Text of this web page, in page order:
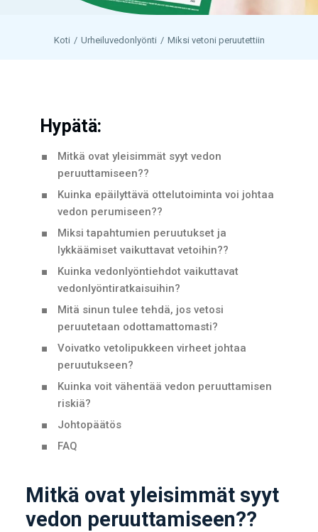
Koti Urheiluvedonlyönti Miksi vetoni peruutettiin
Hypätä:
Mitkä ovat yleisimmät syyt vedon
peruuttamiseen??
Kuinka epäilyttävä ottelutoiminta voi johtaa
vedon perumiseen??
Miksi tapahtumien peruutukset ja
lykkäämiset vaikuttavat vetoihin??
Kuinka vedonlyöntiehdot vaikuttavat
vedonlyöntiratkaisuihin?
Mitä sinun tulee tehdä, jos vetosi
peruutetaan odottamattomasti?
Voivatko vetolipukkeen virheet johtaa
peruutukseen?
Kuinka voit vähentää vedon peruuttamisen
riskiä?
Johtopäätös
FAQ
Mitkä ovat yleisimmät syyt
vedon peruuttamiseen??